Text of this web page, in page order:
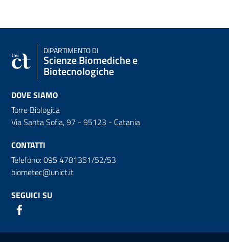
DIPARTIMENTO DI
Scienze Biomediche e
Biotecnologiche
DOVE SIAMO
Torre Biologica
Via Santa Sofia, 97 - 95123 - Catania
CONTATTI
Telefono: 095 4781351/52/53
biometec@unict.it
SEGUICI SU